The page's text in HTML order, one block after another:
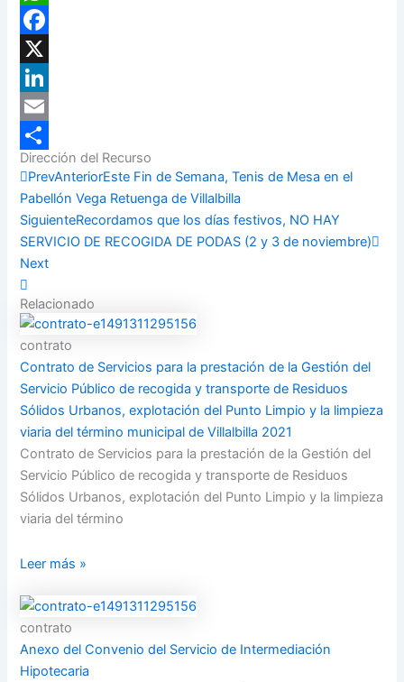
WhatsApp
Facebook
X
LinkedIn
Email
Compartir
Dirección del Recurso
PrevAnteriorEste Fin de Semana, Tenis de Mesa en el
Pabellón Vega Retuenga de Villalbilla
SiguienteRecordamos que los días festivos, NO HAY
SERVICIO DE RECOGIDA DE PODAS (2 y 3 de noviembre)
Next
Relacionado
contrato
Contrato de Servicios para la prestación de la Gestión del
Servicio Público de recogida y transporte de Residuos
Sólidos Urbanos, explotación del Punto Limpio y la limpieza
viaria del término municipal de Villalbilla 2021
Contrato de Servicios para la prestación de la Gestión del
Servicio Público de recogida y transporte de Residuos
Sólidos Urbanos, explotación del Punto Limpio y la limpieza
viaria del término
Leer más »
contrato
Anexo del Convenio del Servicio de Intermediación
Hipotecaria